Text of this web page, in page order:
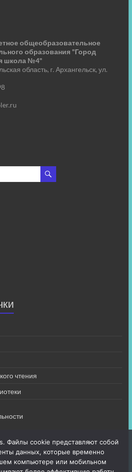
общеобразовательное
образования "Город
школа №4"
область, г. Архангельск, ул.
чтения
Файлы cookie представляют собой
данных, которые временно
компьютере или мобильном